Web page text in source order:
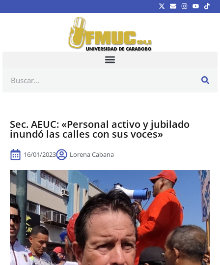
Sec. AEUC: «Personal activo y jubilado
inundó las calles con sus voces»
16/01/2023 Lorena Cabana